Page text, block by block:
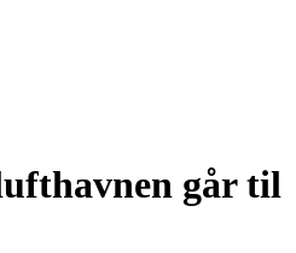
går til